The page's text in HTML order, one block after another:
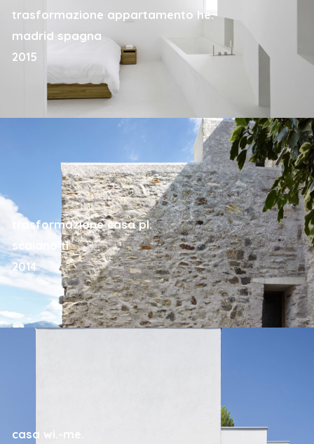
trasformazione appartamento he.
madrid spagna
2015
trasformazione casa pl.
scaiano ti
2014
casa wi.-me.